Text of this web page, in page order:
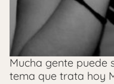
Mucha gente puede
tema que trata hoy